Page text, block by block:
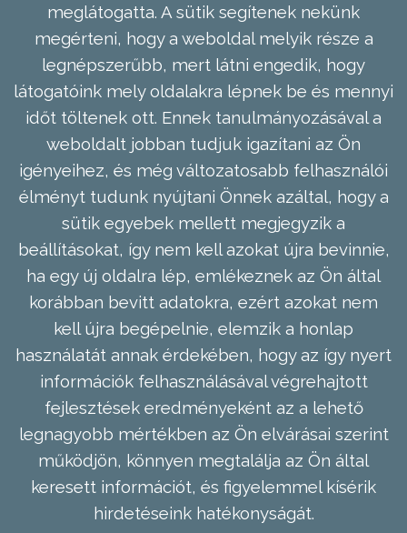
meglátogatta. A sütik segítenek nekünk
megérteni, hogy a weboldal melyik része a
legnépszerűbb, mert látni engedik, hogy
látogatóink mely oldalakra lépnek be és mennyi
időt töltenek ott. Ennek tanulmányozásával a
weboldalt jobban tudjuk igazítani az Ön
igényeihez, és még változatosabb felhasználói
élményt tudunk nyújtani Önnek azáltal, hogy a
sütik egyebek mellett megjegyzik a
beállításokat, így nem kell azokat újra bevinnie,
ha egy új oldalra lép, emlékeznek az Ön által
korábban bevitt adatokra, ezért azokat nem
kell újra begépelnie, elemzik a honlap
használatát annak érdekében, hogy az így nyert
információk felhasználásával végrehajtott
fejlesztések eredményeként az a lehető
legnagyobb mértékben az Ön elvárásai szerint
működjön, könnyen megtalálja az Ön által
keresett információt, és figyelemmel kísérik
hirdetéseink hatékonyságát.